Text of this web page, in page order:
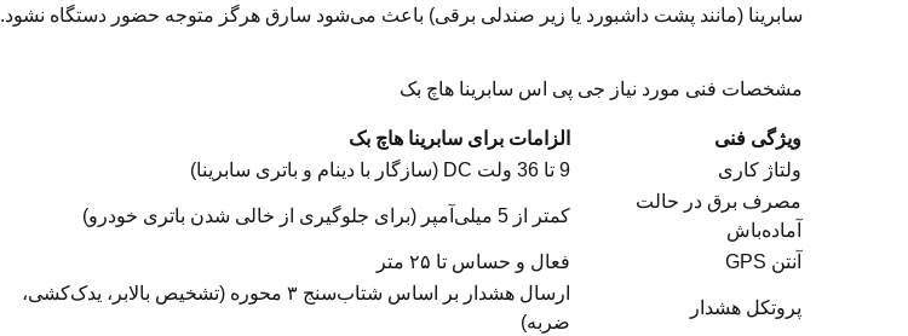
سابرینا (مانند پشت داشبورد یا زیر صندلی برقی) باعث می‌شود سارق هرگز متوجه حضور دستگاه نشود.
مشخصات فنی مورد نیاز جی پی اس سابرینا هاچ بک
ویژگی فنی
الزامات برای سابرینا هاچ بک
ولتاژ کاری
9 تا 36 ولت DC (سازگار با دینام و باتری سابرینا)
مصرف برق در حالت
آماده‌باش
کمتر از 5 میلی‌آمپر (برای جلوگیری از خالی شدن باتری خودرو)
آنتن GPS فعال و حساس تا ۲۵ متر
پروتکل هشدار
ارسال هشدار بر اساس شتاب‌سنج ۳ محوره (تشخیص بالابر، یدک‌کشی،
ضربه)